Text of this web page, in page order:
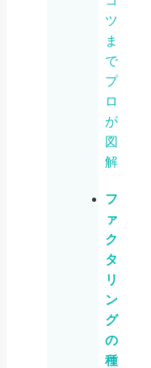
ツ
ま
で
プ
ロ
が
図
解
フ
ァ
ク
タ
リ
ン
グ
の
種